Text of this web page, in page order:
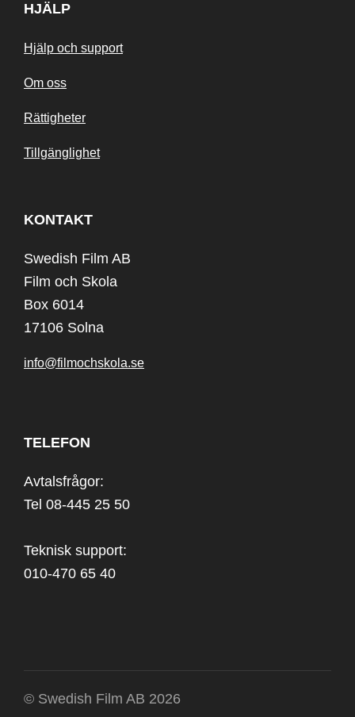
HJÄLP
Hjälp och support
Om oss
Rättigheter
Tillgänglighet
KONTAKT
Swedish Film AB
Film och Skola
Box 6014
17106 Solna
info@filmochskola.se
TELEFON
Avtalsfrågor:
Tel 08-445 25 50
Teknisk support:
010-470 65 40
© Swedish Film AB 2026